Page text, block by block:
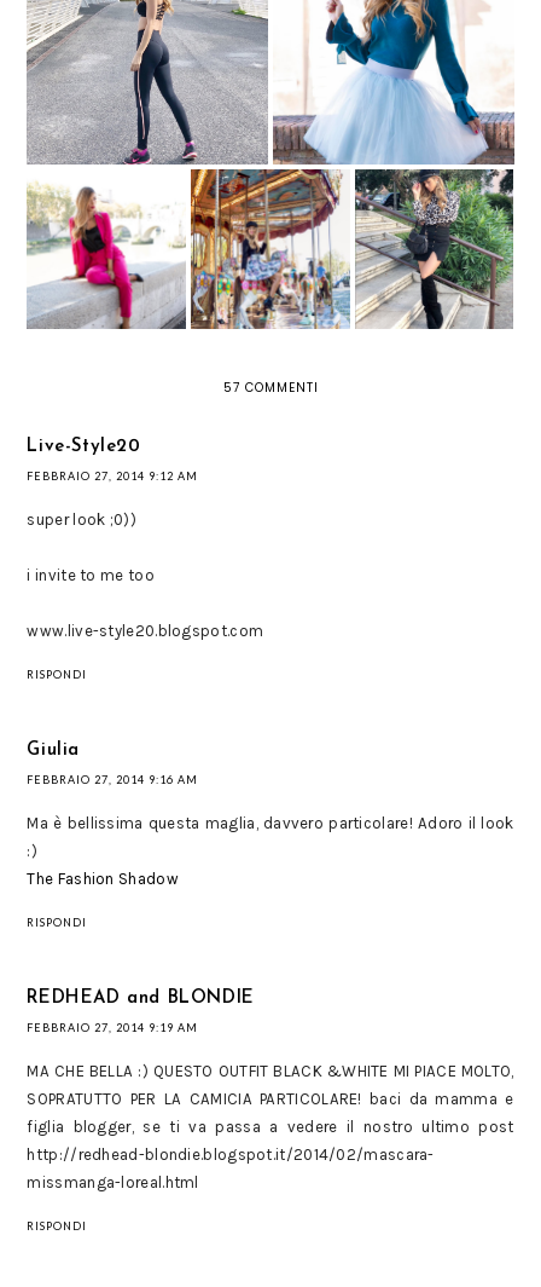
LEGGINGS: AMICI O NEMICI
DELLA FIGURA FEMMINILE?
FIOCCHI E TULLE PER UN LOOK
ULTRA FEMMINILE
POWER SUIT: IL
TAILLEUR DA
DONNA A TUTTO
COLORE
LA GIOSTRA
STAMPE
ANIMALIER: TUTTE
LE REGOLE PER IL
RITORNO DI
QUESTO CULT
57 COMMENTI
Live-Style20
FEBBRAIO 27, 2014 9:12 AM
super look ;0))
i invite to me too
www.live-style20.blogspot.com
RISPONDI
Giulia
FEBBRAIO 27, 2014 9:16 AM
Ma è bellissima questa maglia, davvero particolare! Adoro il look
:)
The Fashion Shadow
RISPONDI
REDHEAD and BLONDIE
FEBBRAIO 27, 2014 9:19 AM
MA CHE BELLA :) QUESTO OUTFIT BLACK &WHITE MI PIACE MOLTO,
SOPRATUTTO PER LA CAMICIA PARTICOLARE! baci da mamma e
figlia blogger, se ti va passa a vedere il nostro ultimo post
http://redhead-blondie.blogspot.it/2014/02/mascara-
missmanga-loreal.html
RISPONDI